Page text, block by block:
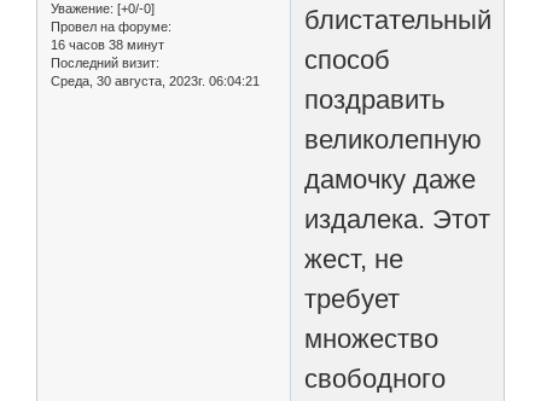
Уважение: [+0/-0]
Провел на форуме:
16 часов 38 минут
Последний визит:
Среда, 30 августа, 2023г. 06:04:21
блистательный
способ
поздравить
великолепную
дамочку даже
издалека. Этот
жест, не
требует
множество
свободного